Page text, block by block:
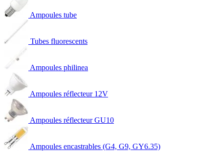
Ampoules tube
Tubes fluorescents
Ampoules philinea
Ampoules réflecteur 12V
Ampoules réflecteur GU10
Ampoules encastrables (G4, G9, GY6.35)